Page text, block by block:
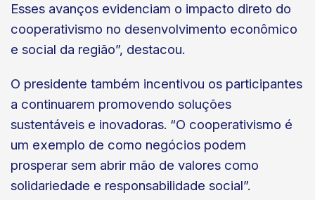
Esses avanços evidenciam o impacto direto do
cooperativismo no desenvolvimento econômico
e social da região”, destacou.
O presidente também incentivou os participantes
a continuarem promovendo soluções
sustentáveis e inovadoras. “O cooperativismo é
um exemplo de como negócios podem
prosperar sem abrir mão de valores como
solidariedade e responsabilidade social”.